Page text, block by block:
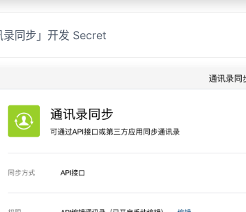
录同步」开发 Secret